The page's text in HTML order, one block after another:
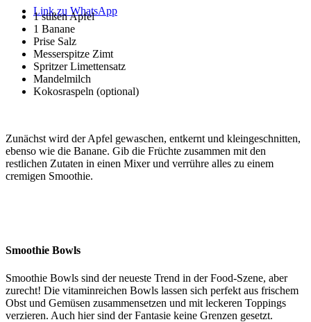
Link zu WhatsApp
1 süßen Apfel
1 Banane
Prise Salz
Messerspitze Zimt
Spritzer Limettensatz
Mandelmilch
Kokosraspeln (optional)
Zunächst wird der Apfel gewaschen, entkernt und kleingeschnitten,
ebenso wie die Banane. Gib die Früchte zusammen mit den
restlichen Zutaten in einen Mixer und verrühre alles zu einem
cremigen Smoothie.
Smoothie Bowls
Smoothie Bowls sind der neueste Trend in der Food-Szene, aber
zurecht! Die vitaminreichen Bowls lassen sich perfekt aus frischem
Obst und Gemüsen zusammensetzen und mit leckeren Toppings
verzieren. Auch hier sind der Fantasie keine Grenzen gesetzt.